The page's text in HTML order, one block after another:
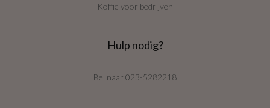
Koffie voor bedrijven
Hulp nodig?
Bel naar 023-5282218